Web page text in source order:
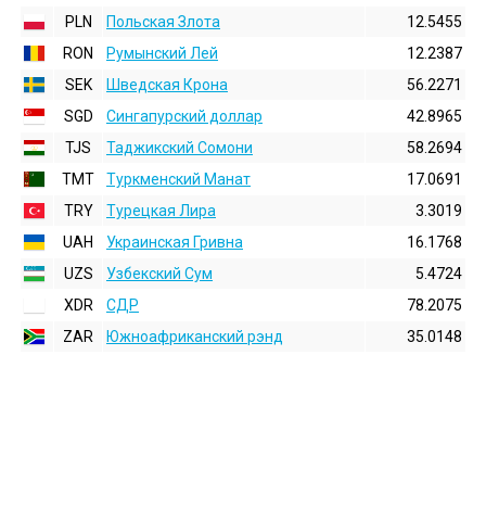
PLN
Польская Злота
12.5455
RON
Румынский Лей
12.2387
SEK
Шведская Крона
56.2271
SGD
Сингапурский доллар
42.8965
TJS
Таджикский Сомони
58.2694
TMT
Туркменский Манат
17.0691
TRY
Турецкая Лира
3.3019
UAH
Украинская Гривна
16.1768
UZS
Узбекский Сум
5.4724
XDR
СДР
78.2075
ZAR
Южноафриканский рэнд 35.0148